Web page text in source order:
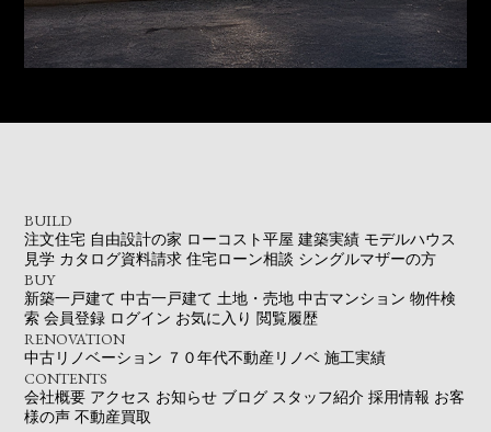
BUILD
注文住宅 自由設計の家 ローコスト平屋 建築実績 モデルハウス
見学 カタログ資料請求 住宅ローン相談 シングルマザーの方
BUY
新築一戸建て 中古一戸建て 土地・売地 中古マンション 物件検
索 会員登録 ログイン お気に入り 閲覧履歴
RENOVATION
中古リノベーション ７０年代不動産リノベ 施工実績
CONTENTS
会社概要 アクセス お知らせ ブログ スタッフ紹介 採用情報 お客
様の声 不動産買取